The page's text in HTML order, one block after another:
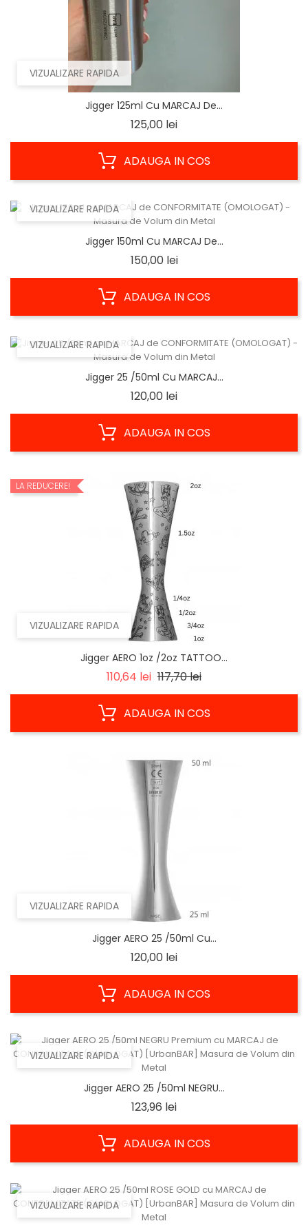
VIZUALIZARE RAPIDA
Jigger 125ml Cu MARCAJ De...
125,00 leiPret
ADAUGA IN COS
VIZUALIZARE RAPIDA
Jigger 150ml Cu MARCAJ De...
150,00 leiPret
ADAUGA IN COS
VIZUALIZARE RAPIDA
Jigger 25 /50ml Cu MARCAJ...
120,00 leiPret
ADAUGA IN COS
VIZUALIZARE RAPIDA
LA REDUCERE!
Jigger AERO 1oz /2oz TATTOO...
110,64 lei Regular
117,70 leiPret
ADAUGA IN COS
VIZUALIZARE RAPIDA
Jigger AERO 25 /50ml Cu...
120,00 leiPret
ADAUGA IN COS
VIZUALIZARE RAPIDA
Jigger AERO 25 /50ml NEGRU...
123,96 leiPret
ADAUGA IN COS
VIZUALIZARE RAPIDA